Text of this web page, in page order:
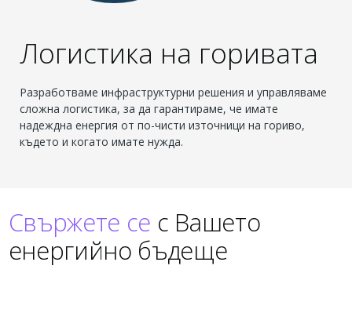
Логистика на горивата
Разработваме инфраструктурни решения и управляваме
сложна логистика, за да гарантираме, че имате
надеждна енергия от по-чисти източници на гориво,
където и когато имате нужда.
Свържете се с Вашето
енергийно бъдеще